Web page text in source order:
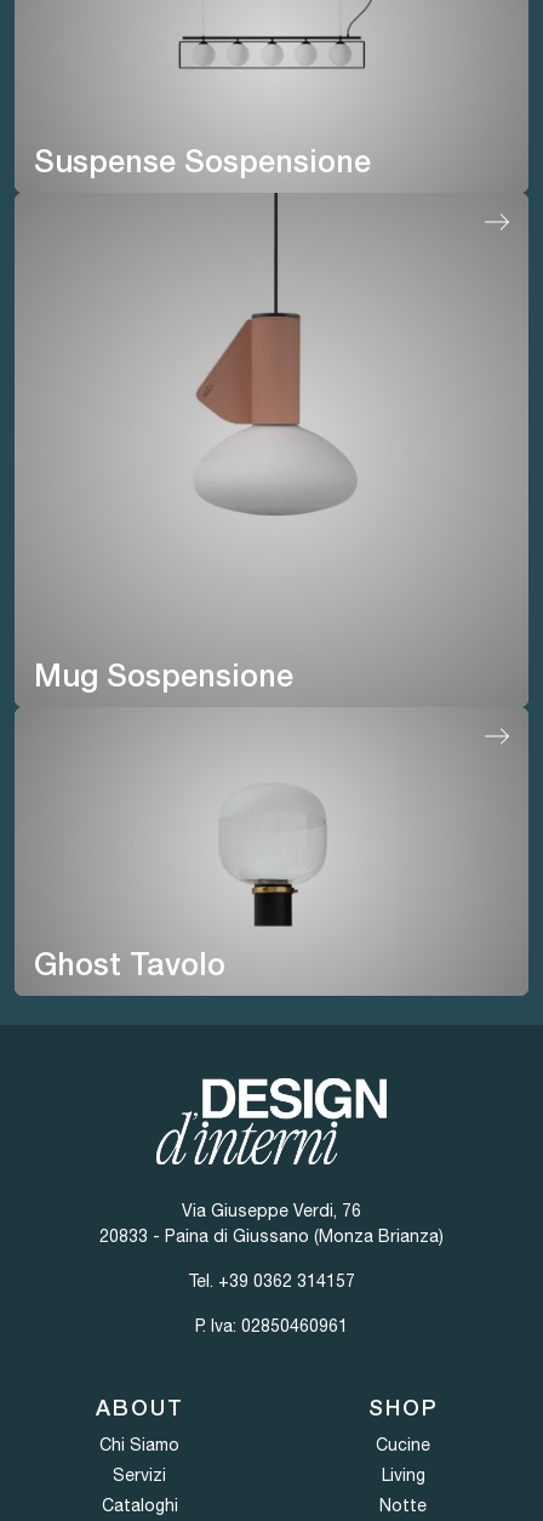
Suspense Sospensione
Mug Sospensione
Ghost Tavolo
Via Giuseppe Verdi, 76
20833 - Paina di Giussano (Monza Brianza)
Tel. +39 0362 314157
P. Iva: 02850460961
ABOUT
Chi Siamo
Servizi
Cataloghi
SHOP
Cucine
Living
Notte